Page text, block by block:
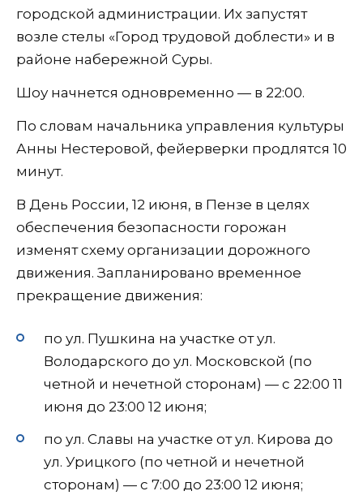
городской администрации. Их запустят
возле стелы «Город трудовой доблести» и в
районе набережной Суры.
Шоу начнется одновременно — в 22:00.
По словам начальника управления культуры
Анны Нестеровой, фейерверки продлятся 10
минут.
В День России, 12 июня, в Пензе в целях
обеспечения безопасности горожан
изменят схему организации дорожного
движения. Запланировано временное
прекращение движения:
по ул. Пушкина на участке от ул.
Володарского до ул. Московской (по
четной и нечетной сторонам) — с 22:00 11
июня до 23:00 12 июня;
по ул. Славы на участке от ул. Кирова до
ул. Урицкого (по четной и нечетной
сторонам) — с 7:00 до 23:00 12 июня;